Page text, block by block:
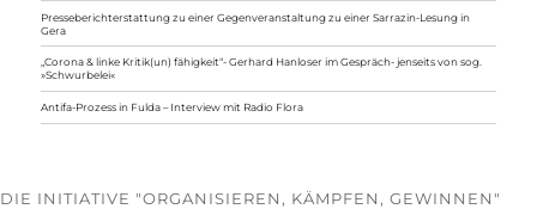
Presseberichterstattung zu einer Gegenveranstaltung zu einer Sarrazin-Lesung in
Gera
„Corona & linke Kritik(un) fähigkeit“- Gerhard Hanloser im Gespräch- jenseits von sog.
»Schwurbelei«
Antifa-Prozess in Fulda – Interview mit Radio Flora
DIE INITIATIVE "ORGANISIEREN, KÄMPFEN, GEWINNEN"